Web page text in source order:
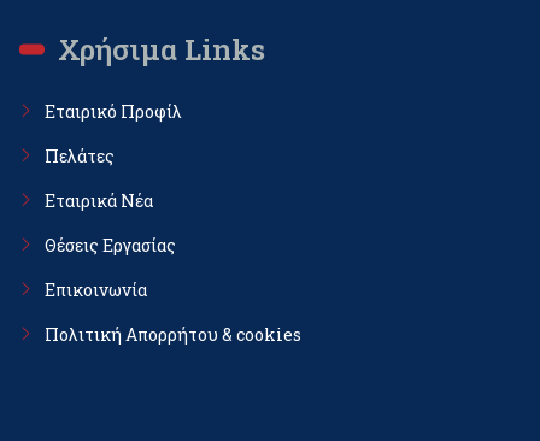
Χρήσιμα Links
Εταιρικό Προφίλ
Πελάτες
Εταιρικά Νέα
Θέσεις Εργασίας
Επικοινωνία
Πολιτική Απορρήτου & cookies